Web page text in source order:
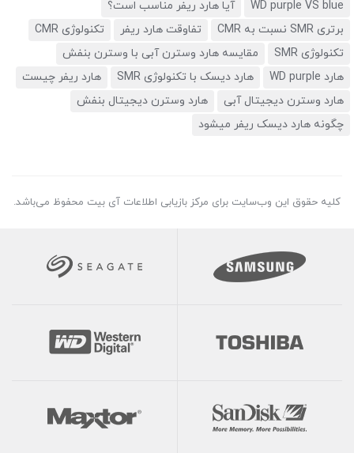
WD purple VS blue
آیا هارد ریفر مناسب است؟
برتری SMR نسبت به CMR
تفاوقت هارد ریفر
تکنولوژی CMR
تکنولوژی SMR
مقایسه هارد وسترن آبی با وسترن بنفش
هارد WD purple
هارد دیسک با تکنولوژی SMR
هارد ریفر چیست
هارد وسترن دیجیتال آبی
هارد وسترن دیجیتال بنفش
چگونه هارد دیسک ریفر میشود
کلیه حقوق این وب‌سایت برای مرکز بازیابی اطلاعات آی بیت محفوظ می‌باشد.